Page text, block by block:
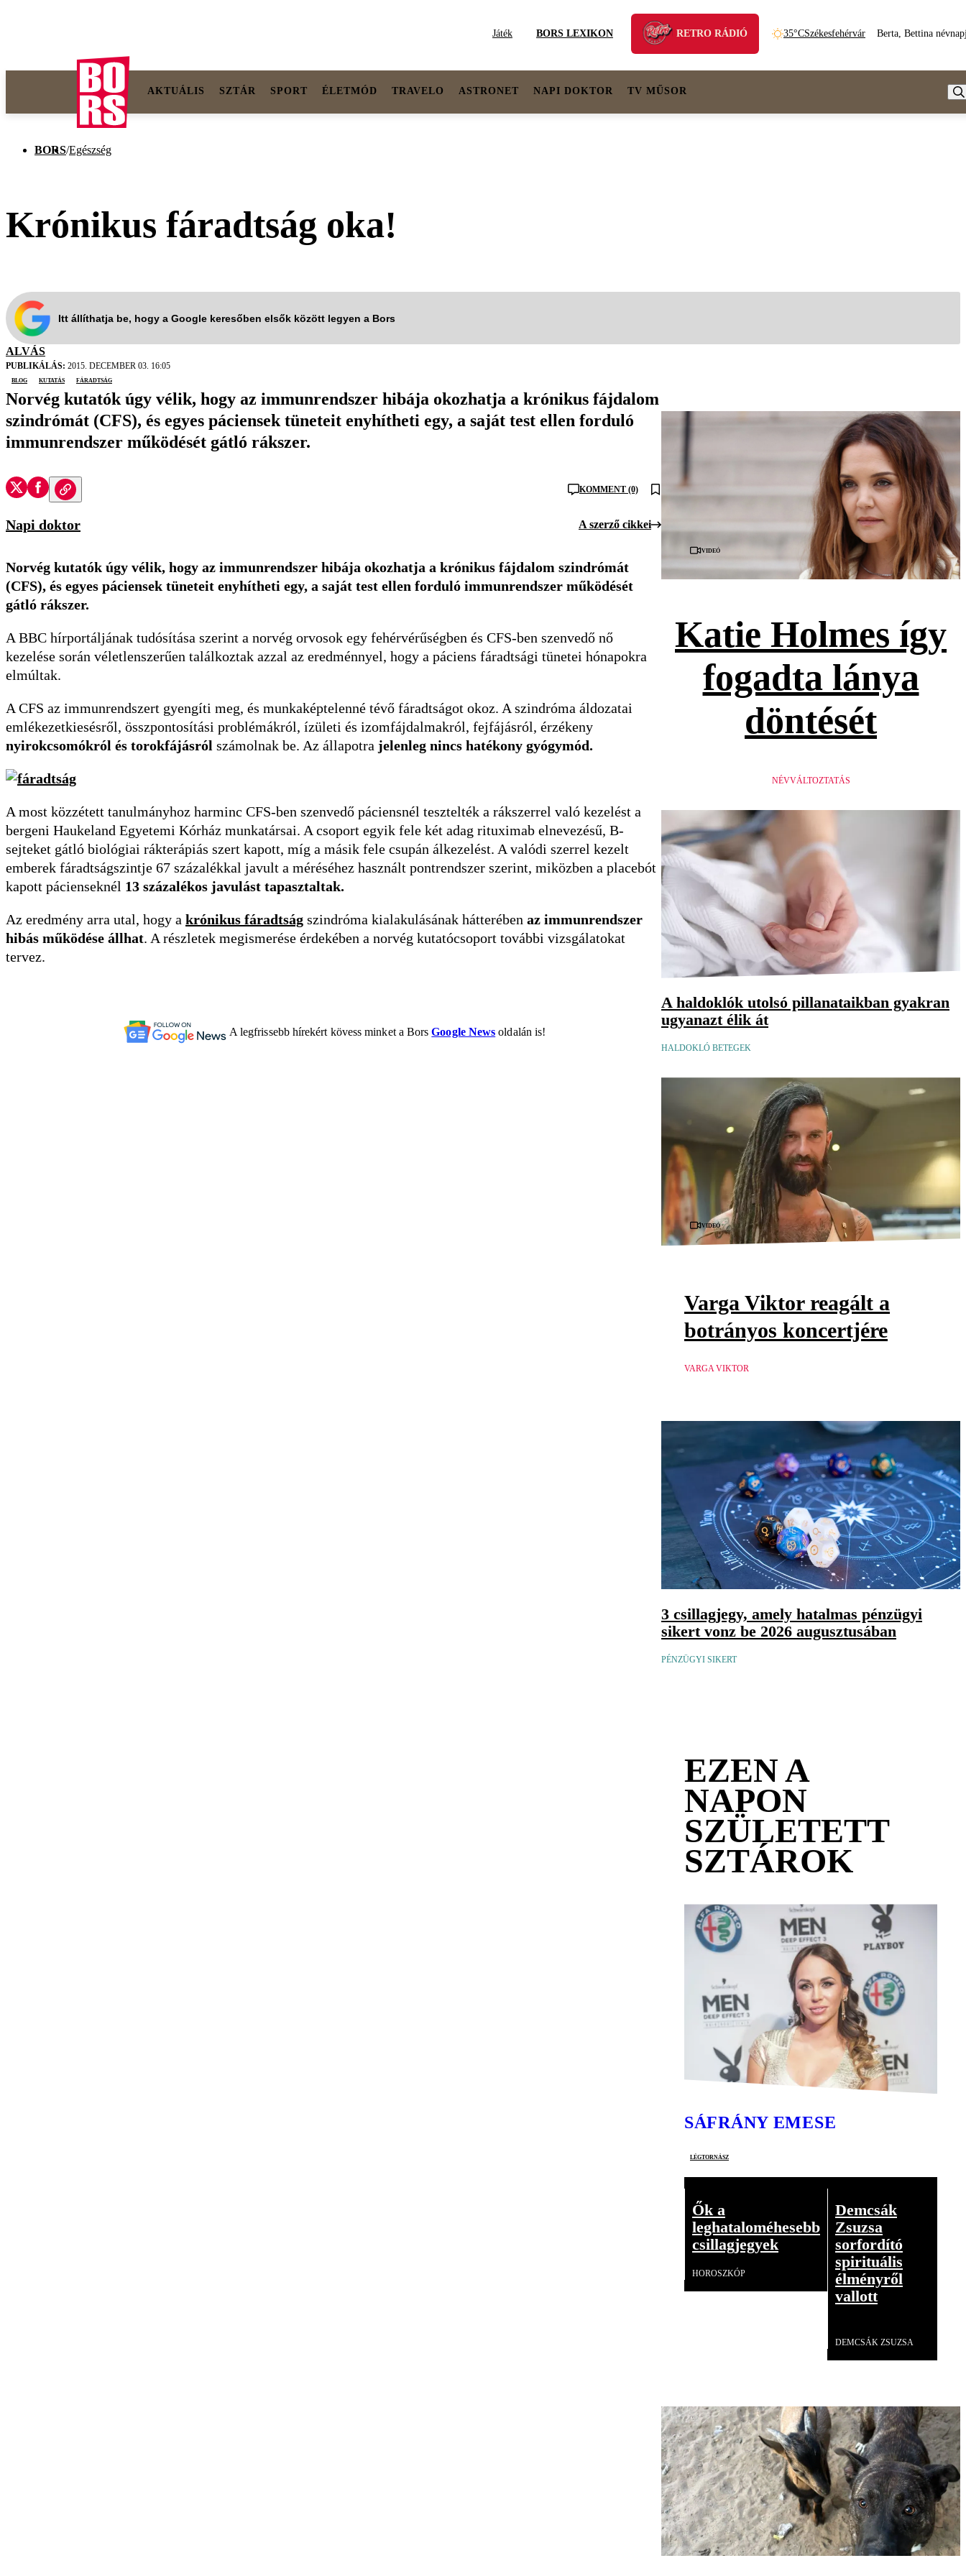
Játék BORS LEXIKON RETRO RÁDIÓ 35°CSzékesfehérvár Berta, Bettina
AKTUÁLIS SZTÁR SPORT ÉLETMÓD TRAVELO ASTRONET NAPI DOKTOR TV MŰSOR
BORS/Egészség
Krónikus fáradtság oka!
Itt állíthatja be, hogy a Google keresőben elsők között legyen a Bors
ALVÁS
PUBLIKÁLÁS: 2015. DECEMBER 03. 16:05
blog
kutatás fáradtság
Norvég kutatók úgy vélik, hogy az immunrendszer hibája okozhatja a krónikus fájdalom
szindrómát (CFS), és egyes páciensek tüneteit enyhítheti egy, a saját test ellen forduló
immunrendszer működését gátló rákszer.
KOMMENT (0)
Napi doktor A szerző cikkei
Norvég kutatók úgy vélik, hogy az immunrendszer hibája okozhatja a krónikus fájdalom szindrómát
(CFS), és egyes páciensek tüneteit enyhítheti egy, a saját test ellen forduló immunrendszer működését
gátló rákszer.
A BBC hírportáljának tudósítása szerint a norvég orvosok egy fehérvérűségben és CFS-ben szenvedő nő
kezelése során véletlenszerűen találkoztak azzal az eredménnyel, hogy a páciens fáradtsági tünetei hónapokra
elmúltak.
A CFS az immunrendszert gyengíti meg, és munkaképtelenné tévő fáradtságot okoz. A szindróma áldozatai
emlékezetkiesésről, összpontosítási problémákról, ízületi és izomfájdalmakról, fejfájásról, érzékeny
nyirokcsomókról és torokfájásról számolnak be. Az állapotra jelenleg nincs hatékony gyógymód.
A most közzétett tanulmányhoz harminc CFS-ben szenvedő páciensnél tesztelték a rákszerrel való kezelést a
bergeni Haukeland Egyetemi Kórház munkatársai. A csoport egyik fele két adag rituximab elnevezésű, B-
sejteket gátló biológiai rákterápiás szert kapott, míg a másik fele csupán álkezelést. A valódi szerrel kezelt
emberek fáradtságszintje 67 százalékkal javult a méréséhez használt pontrendszer szerint, miközben a placebót
kapott pácienseknél 13 százalékos javulást tapasztaltak.
Az eredmény arra utal, hogy a krónikus fáradtság szindróma kialakulásának hátterében az immunrendszer
hibás működése állhat. A részletek megismerése érdekében a norvég kutatócsoport további vizsgálatokat
tervez.
A legfrissebb hírekért kövess minket a BorsGoogle News oldalán is!
Videó
Katie Holmes így
fogadta lánya
döntését
NÉVVÁLTOZTATÁS
A haldoklók utolsó pillanataikban gyakran
ugyanazt élik át
HALDOKLÓ BETEGEK
Videó
Varga Viktor reagált a
botrányos koncertjére
VARGA VIKTOR
3 csillagjegy, amely hatalmas pénzügyi
sikert vonz be 2026 augusztusában
PÉNZÜGYI SIKERT
EZEN A
NAPON
SZÜLETETT
SZTÁROK
SÁFRÁNY EMESE
légtornász
Ők a
leghataloméhesebb
csillagjegyek
HOROSZKÓP
Demcsák
Zsuzsa
sorfordító
spirituális
élményről
vallott
DEMCSÁK ZSUZSA